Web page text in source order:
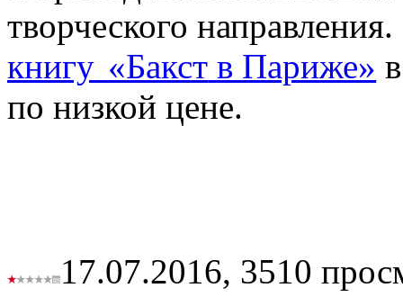
творческого
книгу«Бакст в Париже»
по низкой цене.
17.07.2016, 3510